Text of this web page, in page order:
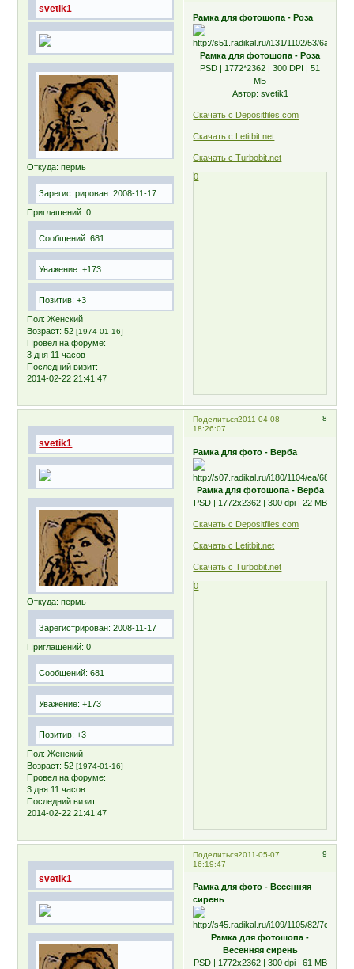
svetik1
Откуда: пермь
Зарегистрирован: 2008-11-17
Приглашений: 0
Сообщений: 681
Уважение: +173
Позитив: +3
Пол: Женский
Возраст: 52[1974-01-16]
Провел на форуме:
3 дня 11 часов
Последний визит:
2014-02-22 21:41:47
Рамка для фотошопа - Роза
Рамка для фотошопа - Роза
PSD | 1772*2362 | 300 DPI | 51
МБ
Автор: svetik1
Скачать с Depositfiles.com
Скачать с Letitbit.net
Скачать с Turbobit.net
0
Поделиться 8
2011-04-08
18:26:07
svetik1
Откуда: пермь
Зарегистрирован: 2008-11-17
Приглашений: 0
Сообщений: 681
Уважение: +173
Позитив: +3
Пол: Женский
Возраст: 52[1974-01-16]
Провел на форуме:
3 дня 11 часов
Последний визит:
2014-02-22 21:41:47
Рамка для фото - Верба
Рамка для фотошопа - Верба
PSD | 1772х2362 | 300 dpi | 22 MB
Скачать с Depositfiles.com
Скачать с Letitbit.net
Скачать с Turbobit.net
0
Поделиться 9
2011-05-07
16:19:47
svetik1
Рамка для фото - Весенняя
сирень
Рамка для фотошопа -
Весенняя сирень
PSD | 1772х2362 | 300 dpi | 61 MB